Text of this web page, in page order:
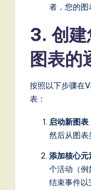
D
it
者，您的
3. 创
图表的
按照以下步骤在
表：
启动新图表
然后从图表
添加核心元
个活动（例
结束事件以